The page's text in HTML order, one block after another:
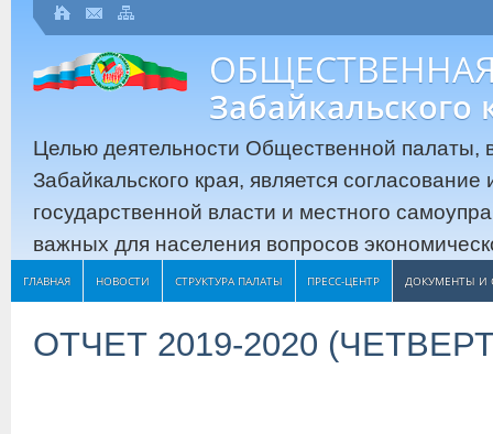
Забайкальского
Целью деятельности Общественной палаты,
Забайкальского края, является
государственной власти и местного
важных для населения вопросов
ГЛАВНАЯ НОВОСТИ СТРУКТУРА ПАЛАТЫ ПРЕСС-ЦЕНТР ДОКУМЕНТЫ И
ОТЧЕТ 2019-2020